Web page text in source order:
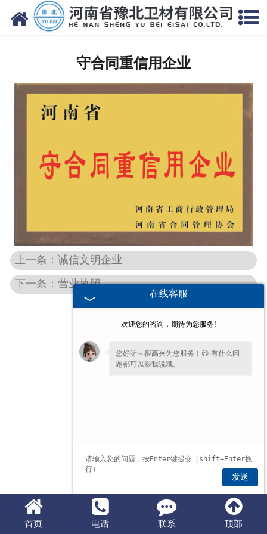
网站首页
厂房设备
联系我们
守合同重信用企业
上一条：诚信文明企业
下一条：营业执照
首页 电话 联系 顶部
在线客服
欢迎您的咨询，期待为您服务!
您好呀～很高兴为您服务！😊 有什么问
题都可以跟我说哦。
发送